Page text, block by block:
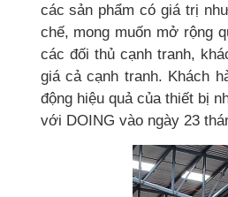
các sản phẩm có giá trị
chế, mong muốn mở rộng
các đối thủ cạnh tranh,
giá cả cạnh tranh. Khách
động hiệu quả của thiết bị
với DOING vào ngày 23